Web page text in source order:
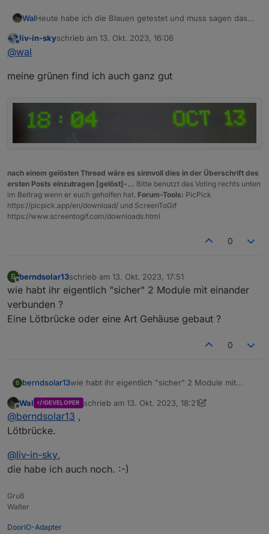
WalHeute habe ich die Blauen getestet und muss sagen das
Offline
liv-in-skyschrieb am 13. Okt. 2023, 16:06
zuletzt editiert von
@wal
meine grünen find ich auch ganz gut
nach einem gelösten Thread wäre es sinnvoll dies in der Überschrift des
ersten Posts einzutragen [gelöst]-... Bitte benutzt das Voting rechts unten
im Beitrag wenn er euch geholfen hat. Forum-Tools: PicPick
https://picpick.app/en/download/ und ScreenToGif
https://www.screentogif.com/downloads.html
0
B
Offline
berndsolar13schrieb am 13. Okt. 2023, 17:51
zuletzt editiert von
wie habt ihr eigentlich "sicher" 2 Module mit einander
verbunden ?
Eine Lötbrücke oder eine Art Gehäuse gebaut ?
0
B berndsolar13wie habt ihr eigentlich "sicher" 2 Module mit
Eine Lötbrücke oder eine Art Gehäuse gebaut ?
Offline
Wal DEVELOPER schrieb am 13. Okt. 2023, 18:21
zuletzt editiert von Wal
@berndsolar13 ,
Lötbrücke.
@liv-in-sky,
die habe ich auch noch. :-)
Gruß
Walter
DoorIO-Adapter